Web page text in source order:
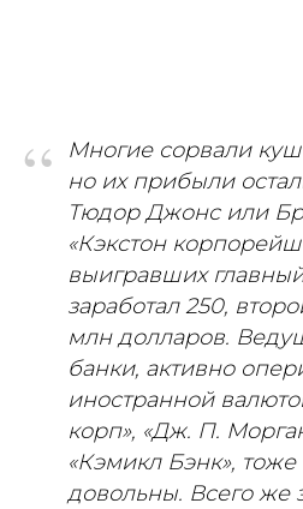
“
Многие сорвали
но их прибыли
Тюдор Джонс или
«Кэкстон
выигравших
заработал 250,
млн долларов.
банки, активно
иностранной
корп», «Дж. П.
«Кэмикл Бэнк», тоже
довольны. Всего же